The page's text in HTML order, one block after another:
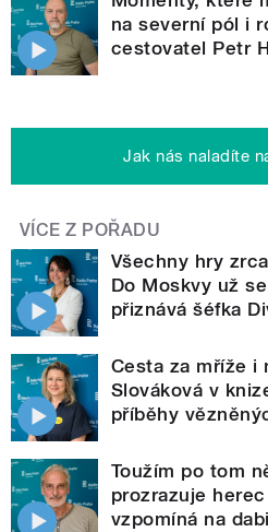
na severní pól i
cestovatel Petr
Jak nás naladíte
VÍCE Z POŘADU
Všechny hry
Do Moskvy už
přiznává šéfka
Cesta za mříže i
Slováková v
příběhy
Toužím po tom
prozrazuje
vzpomíná na